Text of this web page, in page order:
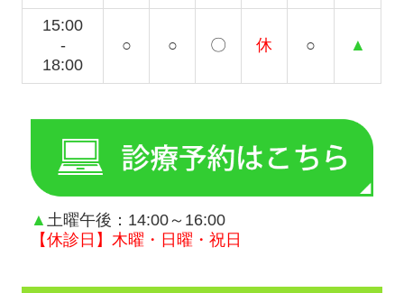
15:00
-
18:00
○ ○ 〇 休 ○ ▲
▲ 土曜午後：14:00～16:00
【休診日】木曜・日曜・祝日